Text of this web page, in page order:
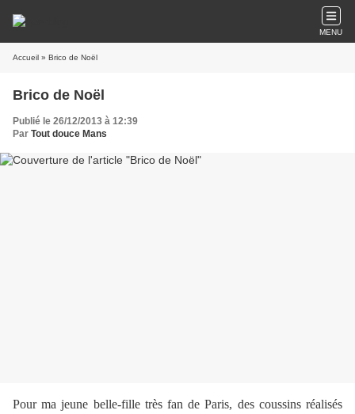
MENU
Accueil » Brico de Noël
Brico de Noël
Publié le 26/12/2013 à 12:39
Par Tout douce Mans
Pour ma jeune belle-fille très fan de Paris, des coussins réalisés